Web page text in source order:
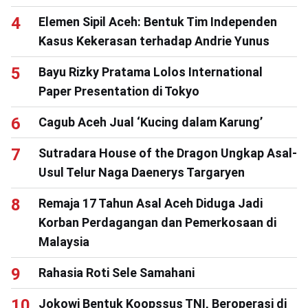
Elemen Sipil Aceh: Bentuk Tim Independen
Kasus Kekerasan terhadap Andrie Yunus
Bayu Rizky Pratama Lolos International
Paper Presentation di Tokyo
Cagub Aceh Jual ‘Kucing dalam Karung’
Sutradara House of the Dragon Ungkap Asal-
Usul Telur Naga Daenerys Targaryen
Remaja 17 Tahun Asal Aceh Diduga Jadi
Korban Perdagangan dan Pemerkosaan di
Malaysia
Rahasia Roti Sele Samahani
Jokowi Bentuk Koopssus TNI, Beroperasi di